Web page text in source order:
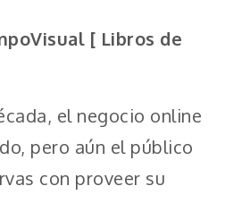
[ Libros de
el negocio online
pero aún el público
con proveer su